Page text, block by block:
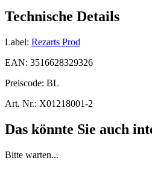
Technische Details
Label: Rezarts Prod
EAN: 3516628329326
Preiscode: BL
Art. Nr.: X01218001-2
Das könnte Sie auch
Bitte warten...